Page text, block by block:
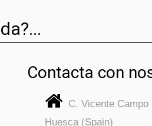
Contacta con
C. Vicente Campo
Huesca (Spain)